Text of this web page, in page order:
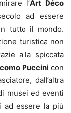
l’Art Déco
ad essere
tutto il mondo.
turistica non
alla spiccata
Puccinicon
dall’altra
musei ed eventi
ad essere la più